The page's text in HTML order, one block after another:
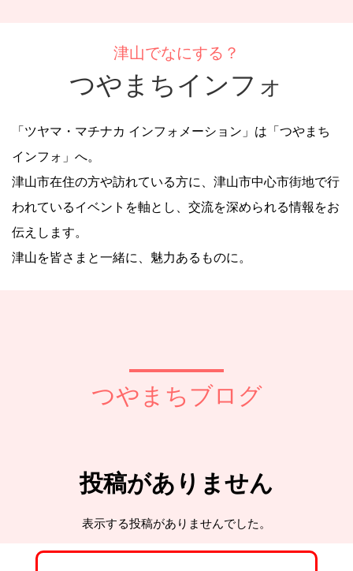
津山でなにする？
つやまちインフォ
「ツヤマ・マチナカ インフォメーション」は「つやまち
インフォ」へ。
津山市在住の方や訪れている方に、津山市中心市街地で行
われているイベントを軸とし、交流を深められる情報をお
伝えします。
津山を皆さまと一緒に、魅力あるものに。
つやまちブログ
投稿がありません
表示する投稿がありませんでした。